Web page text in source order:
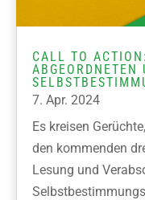
CALL TO
ABGEORDNETEN
7. Apr. 2024
Es kreisen
den kommenden
Lesung und